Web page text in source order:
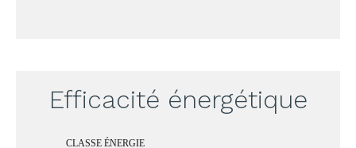
Efficacité énergétique